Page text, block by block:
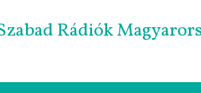
Rádiók